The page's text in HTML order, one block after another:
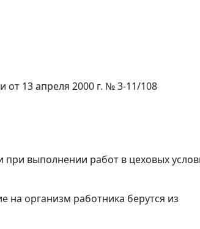
13 апреля 2000 г. № 3-11/108
при выполнении работ в цеховых
на организм работника берутся из